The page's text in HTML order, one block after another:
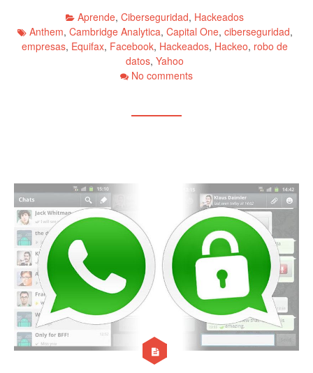
Aprende, Ciberseguridad, Hackeados
Anthem, Cambridge Analytica, Capital One, ciberseguridad,
empresas, Equifax, Facebook, Hackeados, Hackeo, robo de
datos, Yahoo
No comments